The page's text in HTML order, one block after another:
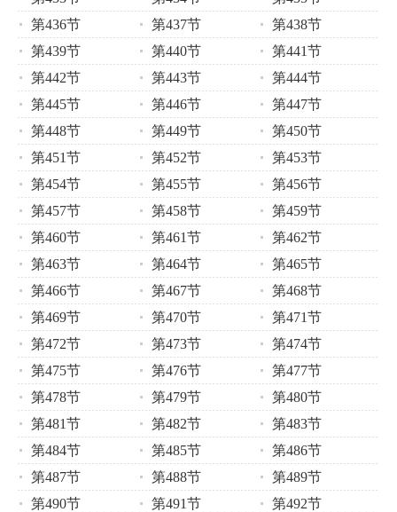
第436节
第437节
第438节
第439节
第440节
第441节
第442节
第443节
第444节
第445节
第446节
第447节
第448节
第449节
第450节
第451节
第452节
第453节
第454节
第455节
第456节
第457节
第458节
第459节
第460节
第461节
第462节
第463节
第464节
第465节
第466节
第467节
第468节
第469节
第470节
第471节
第472节
第473节
第474节
第475节
第476节
第477节
第478节
第479节
第480节
第481节
第482节
第483节
第484节
第485节
第486节
第487节
第488节
第489节
第490节
第491节
第492节